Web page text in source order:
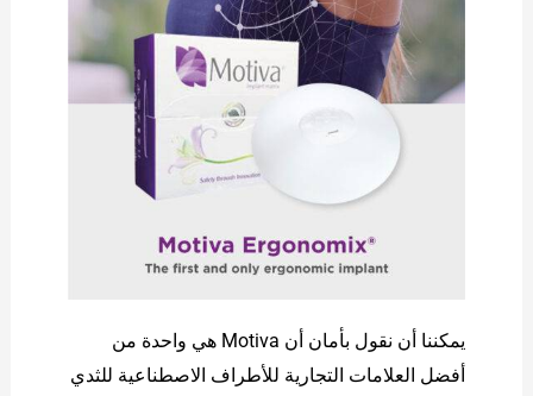
يمكننا أن نقول بأمان أن Motiva هي واحدة من
أفضل العلامات التجارية للأطراف الاصطناعية للثدي